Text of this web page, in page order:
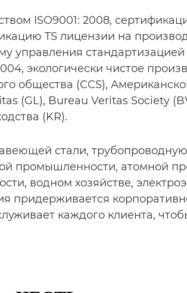
ISO9001: 2008,
TS лицензии на
управления
экологически чистое
общества (CCS),
(GL), Bureau Veritas Society
(KR).
стали,
промышленности, атомной
водном хозяйстве,
придерживается
каждого клиента,